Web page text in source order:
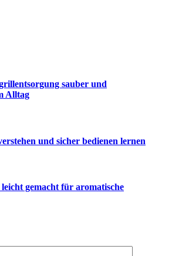
sauber und
Alltag
und sicher bedienen lernen
gemacht für aromatische